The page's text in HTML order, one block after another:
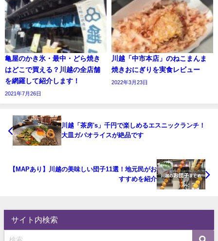
亀屋のかき氷・最中・どら焼き
はどこで買える？川越の全店舗
を網羅して紹介します！
2021年7月26日
川越「中市本店」のねこまんま
焼きおにぎりを実食レビュー
2022年3月23日
川越「茶房's」千円で楽しめるエスニックランチ！
大皿ガパオライスが絶品です
【MAPあり】川越の美味しい団子11選！地元民がお
すすめを紹介
サイト内検索